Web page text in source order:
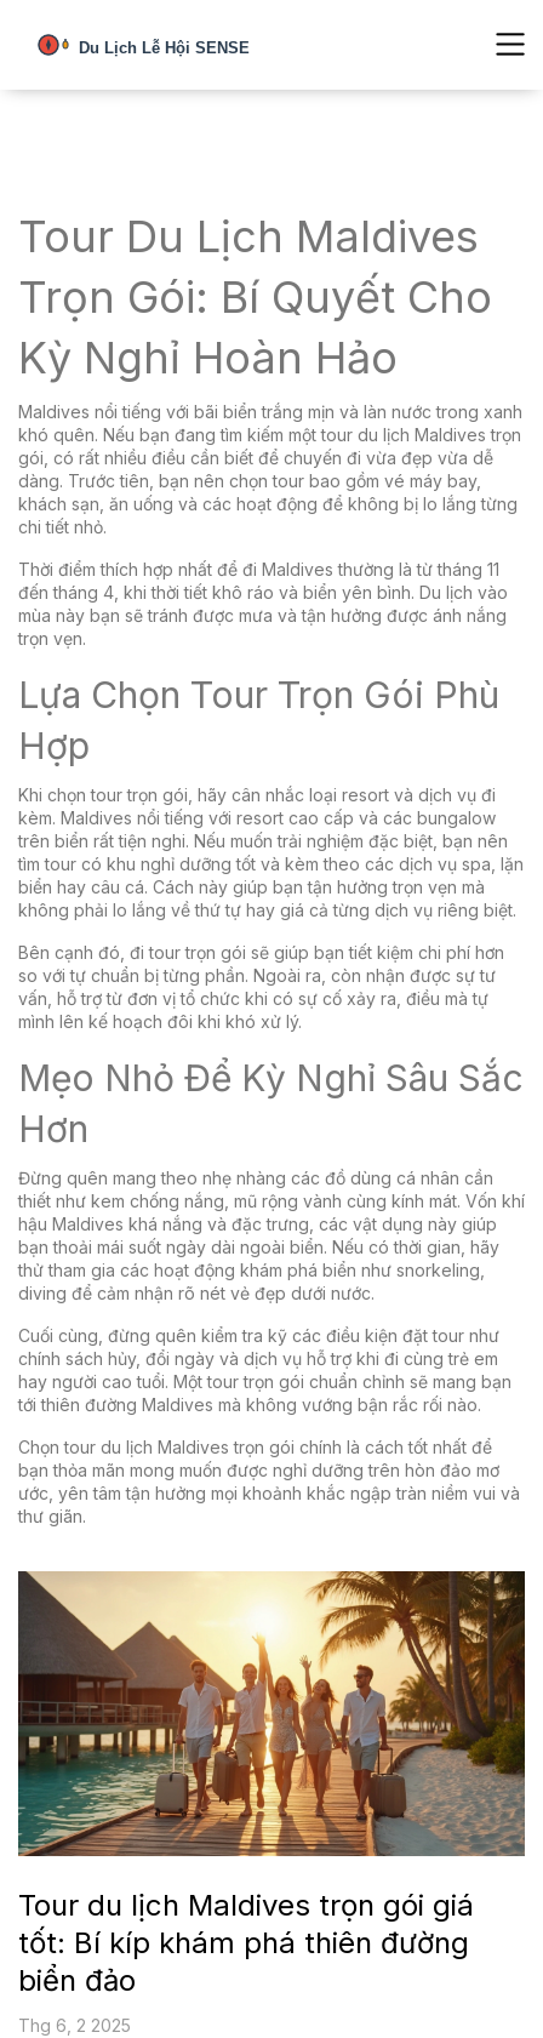
Tour Du Lịch Maldives
Trọn Gói: Bí Quyết Cho
Kỳ Nghỉ Hoàn Hảo
Maldives nổi tiếng với bãi biển trắng mịn và làn nước trong xanh
khó quên. Nếu bạn đang tìm kiếm một tour du lịch Maldives trọn
gói, có rất nhiều điều cần biết để chuyến đi vừa đẹp vừa dễ
dàng. Trước tiên, bạn nên chọn tour bao gồm vé máy bay,
khách sạn, ăn uống và các hoạt động để không bị lo lắng từng
chi tiết nhỏ.
Thời điểm thích hợp nhất để đi Maldives thường là từ tháng 11
đến tháng 4, khi thời tiết khô ráo và biển yên bình. Du lịch vào
mùa này bạn sẽ tránh được mưa và tận hưởng được ánh nắng
trọn vẹn.
Lựa Chọn Tour Trọn Gói Phù
Hợp
Khi chọn tour trọn gói, hãy cân nhắc loại resort và dịch vụ đi
kèm. Maldives nổi tiếng với resort cao cấp và các bungalow
trên biển rất tiện nghi. Nếu muốn trải nghiệm đặc biệt, bạn nên
tìm tour có khu nghỉ dưỡng tốt và kèm theo các dịch vụ spa, lặn
biển hay câu cá. Cách này giúp bạn tận hưởng trọn vẹn mà
không phải lo lắng về thứ tự hay giá cả từng dịch vụ riêng biệt.
Bên cạnh đó, đi tour trọn gói sẽ giúp bạn tiết kiệm chi phí hơn
so với tự chuẩn bị từng phần. Ngoài ra, còn nhận được sự tư
vấn, hỗ trợ từ đơn vị tổ chức khi có sự cố xảy ra, điều mà tự
mình lên kế hoạch đôi khi khó xử lý.
Mẹo Nhỏ Để Kỳ Nghỉ Sâu Sắc
Hơn
Đừng quên mang theo nhẹ nhàng các đồ dùng cá nhân cần
thiết như kem chống nắng, mũ rộng vành cùng kính mát. Vốn khí
hậu Maldives khá nắng và đặc trưng, các vật dụng này giúp
bạn thoải mái suốt ngày dài ngoài biển. Nếu có thời gian, hãy
thử tham gia các hoạt động khám phá biển như snorkeling,
diving để cảm nhận rõ nét vẻ đẹp dưới nước.
Cuối cùng, đừng quên kiểm tra kỹ các điều kiện đặt tour như
chính sách hủy, đổi ngày và dịch vụ hỗ trợ khi đi cùng trẻ em
hay người cao tuổi. Một tour trọn gói chuẩn chỉnh sẽ mang bạn
tới thiên đường Maldives mà không vướng bận rắc rối nào.
Chọn tour du lịch Maldives trọn gói chính là cách tốt nhất để
bạn thỏa mãn mong muốn được nghỉ dưỡng trên hòn đảo mơ
ước, yên tâm tận hưởng mọi khoảnh khắc ngập tràn niềm vui và
thư giãn.
Tour du lịch Maldives trọn gói giá
tốt: Bí kíp khám phá thiên đường
biển đảo
Thg 6, 2 2025